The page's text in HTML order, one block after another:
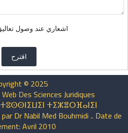
اشعاري عند وصول
اقترح
© 2025
Des Sciences Juridiques
ⵜⵉⵣⴻⵔⴼⴰⵏⵉⵏ
Dr Nabil Med Bouhmidi .. Date de
Avril 2010